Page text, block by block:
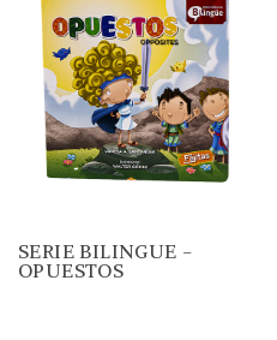
SERIE BILINGUE -
OPUESTOS